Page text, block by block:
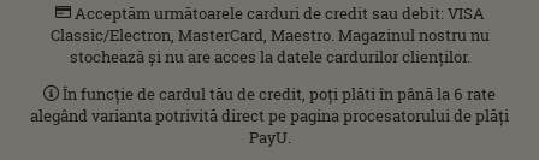
Acceptăm următoarele carduri de credit sau debit: VISA
Classic/Electron, MasterCard, Maestro. Magazinul nostru nu
stochează și nu are acces la datele cardurilor clienților.
În funcție de cardul tău de credit, poți plăti în până la 6 rate
alegând varianta potrivită direct pe pagina procesatorului de plăți
PayU.